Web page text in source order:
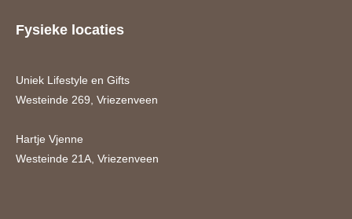
Fysieke locaties
Uniek Lifestyle en Gifts
Westeinde 269, Vriezenveen
Hartje Vjenne
Westeinde 21A, Vriezenveen